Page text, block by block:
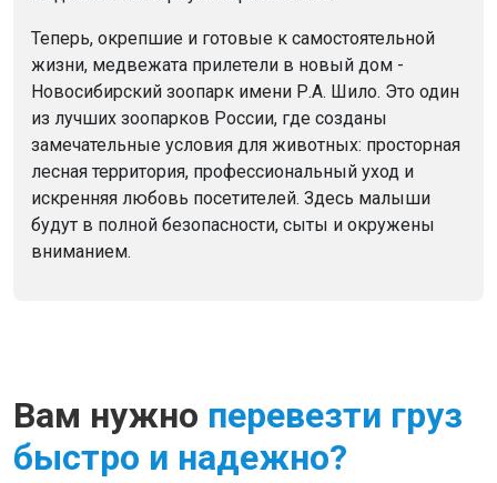
Теперь, окрепшие и готовые к самостоятельной
жизни, медвежата прилетели в новый дом -
Новосибирский зоопарк имени Р.А. Шило. Это один
из лучших зоопарков России, где созданы
замечательные условия для животных: просторная
лесная территория, профессиональный уход и
искренняя любовь посетителей. Здесь малыши
будут в полной безопасности, сыты и окружены
вниманием.
Вам нужно перевезти груз
быстро и надежно?